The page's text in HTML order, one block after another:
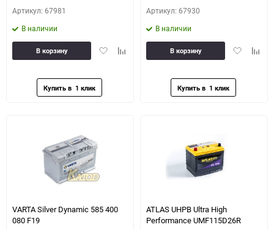
Артикул: 67981
В наличии
ДобавитьДобавить
В корзину
Артикул: 67930
В наличии
Добавить
В корзину
VARTA Silver Dynamic 585 400
080 F19
ATLAS UHPB Ultra High
Performance UMF115D26R